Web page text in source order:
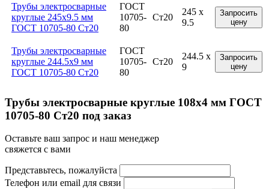
Трубы электросварные
круглые 245x9.5 мм
ГОСТ 10705-80 Ст20
ГОСТ
10705-
80
Ст20
245 x
9.5
Запросить
цену
Трубы электросварные
круглые 244.5x9 мм
ГОСТ 10705-80 Ст20
ГОСТ
10705-
80
Ст20
244.5 x
9
Запросить
цену
Трубы электросварные круглые 108x4 мм ГОСТ
10705-80 Ст20 под заказ
Оставьте ваш запрос и наш менеджер
свяжется с вами
Представьтесь, пожалуйста
Телефон или email для связи